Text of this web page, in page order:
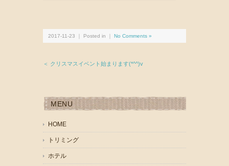
2017-11-23 ｜ Posted in ｜ No Comments »
＜ クリスマスイベント始まります(*^^)v
MENU
HOME
トリミング
ホテル